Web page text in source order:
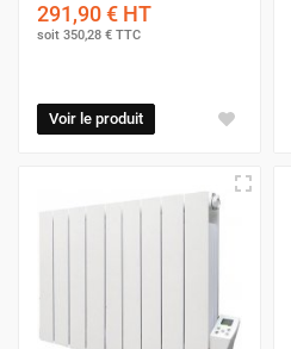
plus adapté à vos besoins =>
291,90 € HT
soit 350,28 € TTC
Voir le produit